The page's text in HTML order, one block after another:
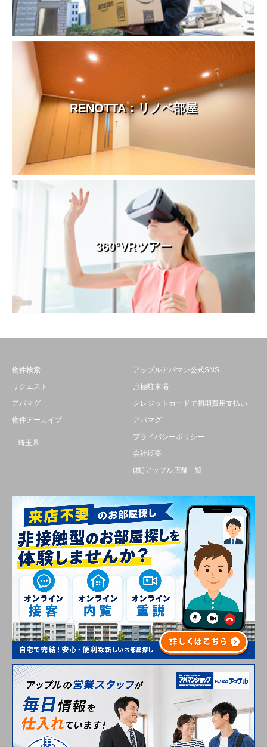
RENOTTA：リノベ部屋
360°VRツアー
物件検索
リクエスト
アパマグ
物件アーカイブ
埼玉県
アップルアパマン公式SNS
月極駐車場
クレジットカードで初期費用支払い
アパマグ
プライバシーポリシー
会社概要
(株)アップル店舗一覧